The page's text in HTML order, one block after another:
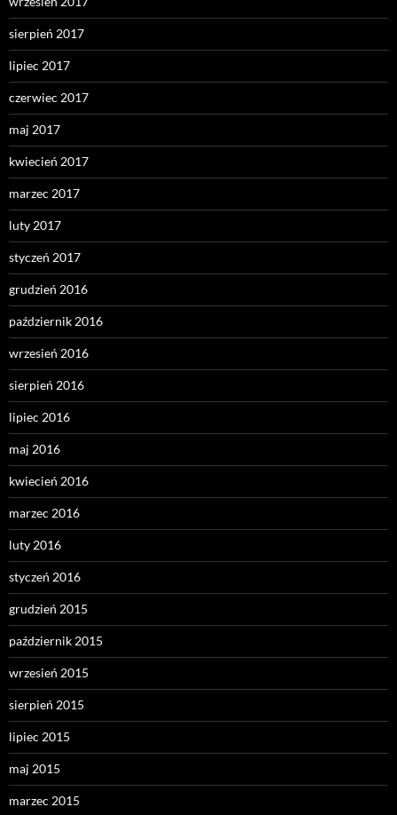
sierpień 2017
lipiec 2017
czerwiec 2017
maj 2017
kwiecień 2017
marzec 2017
luty 2017
styczeń 2017
grudzień 2016
październik 2016
wrzesień 2016
sierpień 2016
lipiec 2016
maj 2016
kwiecień 2016
marzec 2016
luty 2016
styczeń 2016
grudzień 2015
październik 2015
wrzesień 2015
sierpień 2015
lipiec 2015
maj 2015
marzec 2015